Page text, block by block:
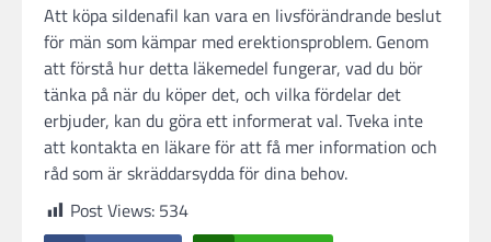
Att köpa sildenafil kan vara en livsförändrande beslut
för män som kämpar med erektionsproblem. Genom
att förstå hur detta läkemedel fungerar, vad du bör
tänka på när du köper det, och vilka fördelar det
erbjuder, kan du göra ett informerat val. Tveka inte
att kontakta en läkare för att få mer information och
råd som är skräddarsydda för dina behov.
Post Views: 534